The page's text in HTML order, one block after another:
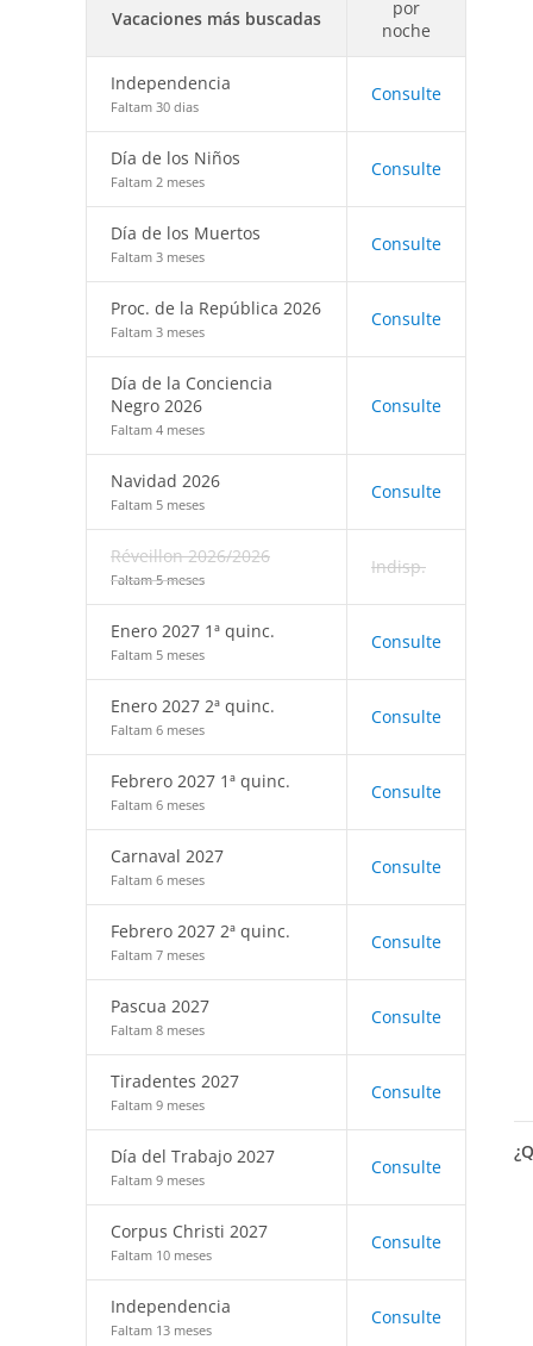
Vacaciones más buscadas
por
noche
Independencia
Faltam 30 dias
Consulte
Día de los Niños
Faltam 2 meses
Consulte
Día de los Muertos
Faltam 3 meses
Consulte
Proc. de la República 2026
Faltam 3 meses
Consulte
Día de la Conciencia
Negro 2026
Faltam 4 meses
Consulte
Navidad 2026
Faltam 5 meses
Consulte
Réveillon 2026/2026
Faltam 5 meses
Indisp.
Enero 2027 1ª quinc.
Faltam 5 meses
Consulte
Enero 2027 2ª quinc.
Faltam 6 meses
Consulte
Febrero 2027 1ª quinc.
Faltam 6 meses
Consulte
Carnaval 2027
Faltam 6 meses
Consulte
Febrero 2027 2ª quinc.
Faltam 7 meses
Consulte
Pascua 2027
Faltam 8 meses
Consulte
Tiradentes 2027
Faltam 9 meses
Consulte
Día del Trabajo 2027
Faltam 9 meses
Consulte
Corpus Christi 2027
Faltam 10 meses
Consulte
Independencia
Faltam 13 meses
Consulte